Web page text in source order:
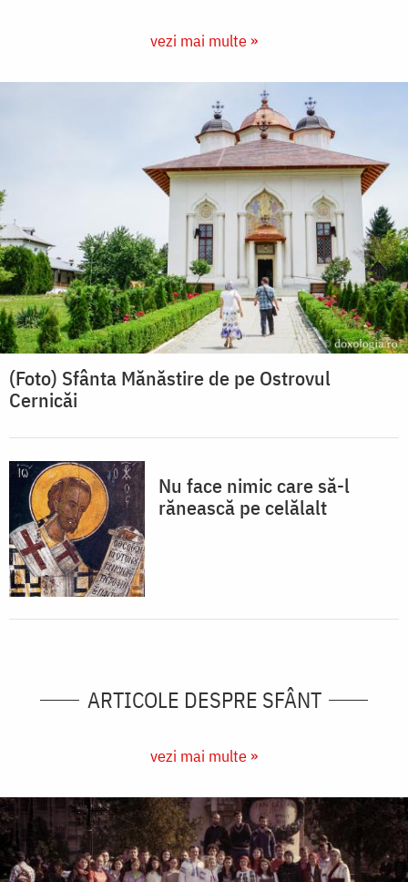
vezi mai multe »
(Foto) Sfânta Mănăstire de pe Ostrovul
Cernicăi
Nu face nimic care să-l
rănească pe celălalt
ARTICOLE DESPRE SFÂNT
vezi mai multe »